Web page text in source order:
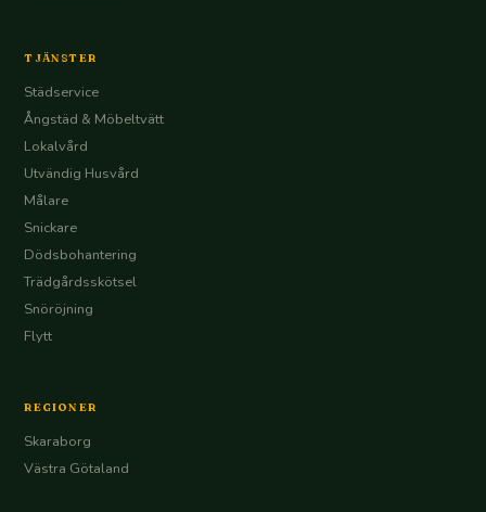
TJÄNSTER
Städservice
Ångstäd & Möbeltvätt
Lokalvård
Utvändig Husvård
Målare
Snickare
Dödsbohantering
Trädgårdsskötsel
Snöröjning
Flytt
REGIONER
Skaraborg
Västra Götaland